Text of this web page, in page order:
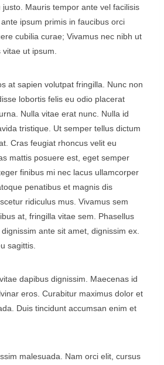
Mauris tempor ante vel facilisis
ipsum primis in faucibus orci
cubilia curae; Vivamus nec nibh ut
ut ipsum.
at sapien volutpat fringilla. Nunc non
lobortis felis eu odio placerat
Nulla vitae erat nunc. Nulla id
tristique. Ut semper tellus dictum
Cras feugiat rhoncus velit eu
mattis posuere est, eget semper
finibus mi nec lacus ullamcorper
penatibus et magnis dis
ridiculus mus. Vivamus sem
at, fringilla vitae sem. Phasellus
ante sit amet, dignissim ex.
sagittis.
dapibus dignissim. Maecenas id
eros. Curabitur maximus dolor et
Duis tincidunt accumsan enim et
malesuada. Nam orci elit, cursus